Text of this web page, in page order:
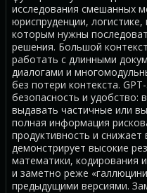
исследования смешанных
юриспруденции,
которым нужны
решения. Большой
работать с длинными
диалогами и
без потери контекста.
безопасность и удобство:
выдавать частичные или
полная информация
продуктивность и
демонстрирует высокие
математики, кодирования
и заметно реже
предыдущими версиями.